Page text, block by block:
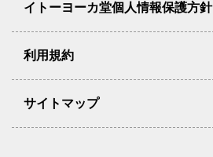
イトーヨーカ堂個人情報保護方針
利用規約
サイトマップ